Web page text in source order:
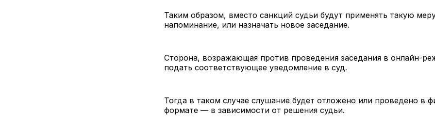
Таким образом, вместо санкций судьи будут применять такую
напоминание, или назначать новое заседание.
Сторона, возражающая против проведения заседания в онлайн-
подать соответствующее уведомление в суд.
Тогда в таком случае слушание будет отложено или проведено в
формате — в зависимости от решения судьи.